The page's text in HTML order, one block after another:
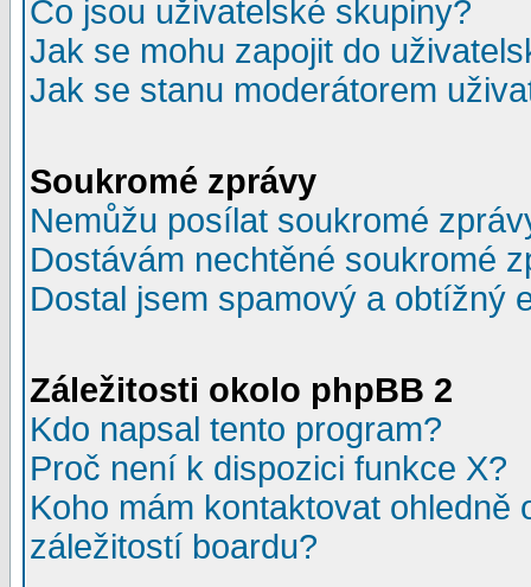
Co jsou uživatelské skupiny?
Jak se mohu zapojit do
Jak se stanu moderátorem
Soukromé zprávy
Nemůžu posílat soukromé
Dostávám nechtěné soukromé
Dostal jsem spamový a obtížný
Záležitosti okolo phpBB 2
Kdo napsal tento program?
Proč není k dispozici funkce X?
Koho mám kontaktovat
záležitostí boardu?